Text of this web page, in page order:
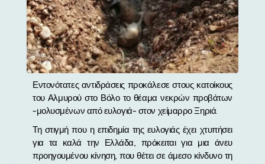
Εντονότατες αντιδράσεις προκάλεσε στους κατοίκους
του Αλμυρού στο Βόλο το θέαμα νεκρών προβάτων
-μολυσμένων από ευλογιά- στον χείμαρρο Ξηριά.
Τη στιγμή που η επιδημία της ευλογιάς έχει χτυπήσει
για τα καλά την Ελλάδα, πρόκειται για μια άνευ
προηγουμένου κίνηση, που θέτει σε άμεσο κίνδυνο τη